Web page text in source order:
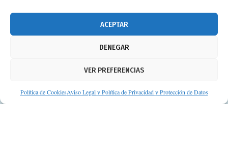
ACEPTAR
DENEGAR
VER PREFERENCIAS
Política de CookiesAviso Legal y Política de Privacidad y Protección de Datos